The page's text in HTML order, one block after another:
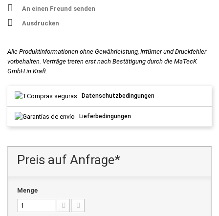
An einen Freund senden
Ausdrucken
Alle Produktinformationen ohne Gewährleistung, Irrtümer und Druckfehler
vorbehalten. Verträge treten erst nach Bestätigung durch die MaTecK
GmbH in Kraft.
Datenschutzbedingungen
Lieferbedingungen
Preis auf Anfrage*
Menge